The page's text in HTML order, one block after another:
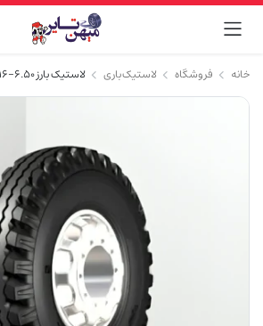
خانه فروشگاه لاستیک باری لاستیک بارز 6.50-16 مدل MRN